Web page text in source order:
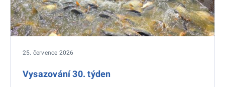
25. července 2026
Vysazování 30. týden